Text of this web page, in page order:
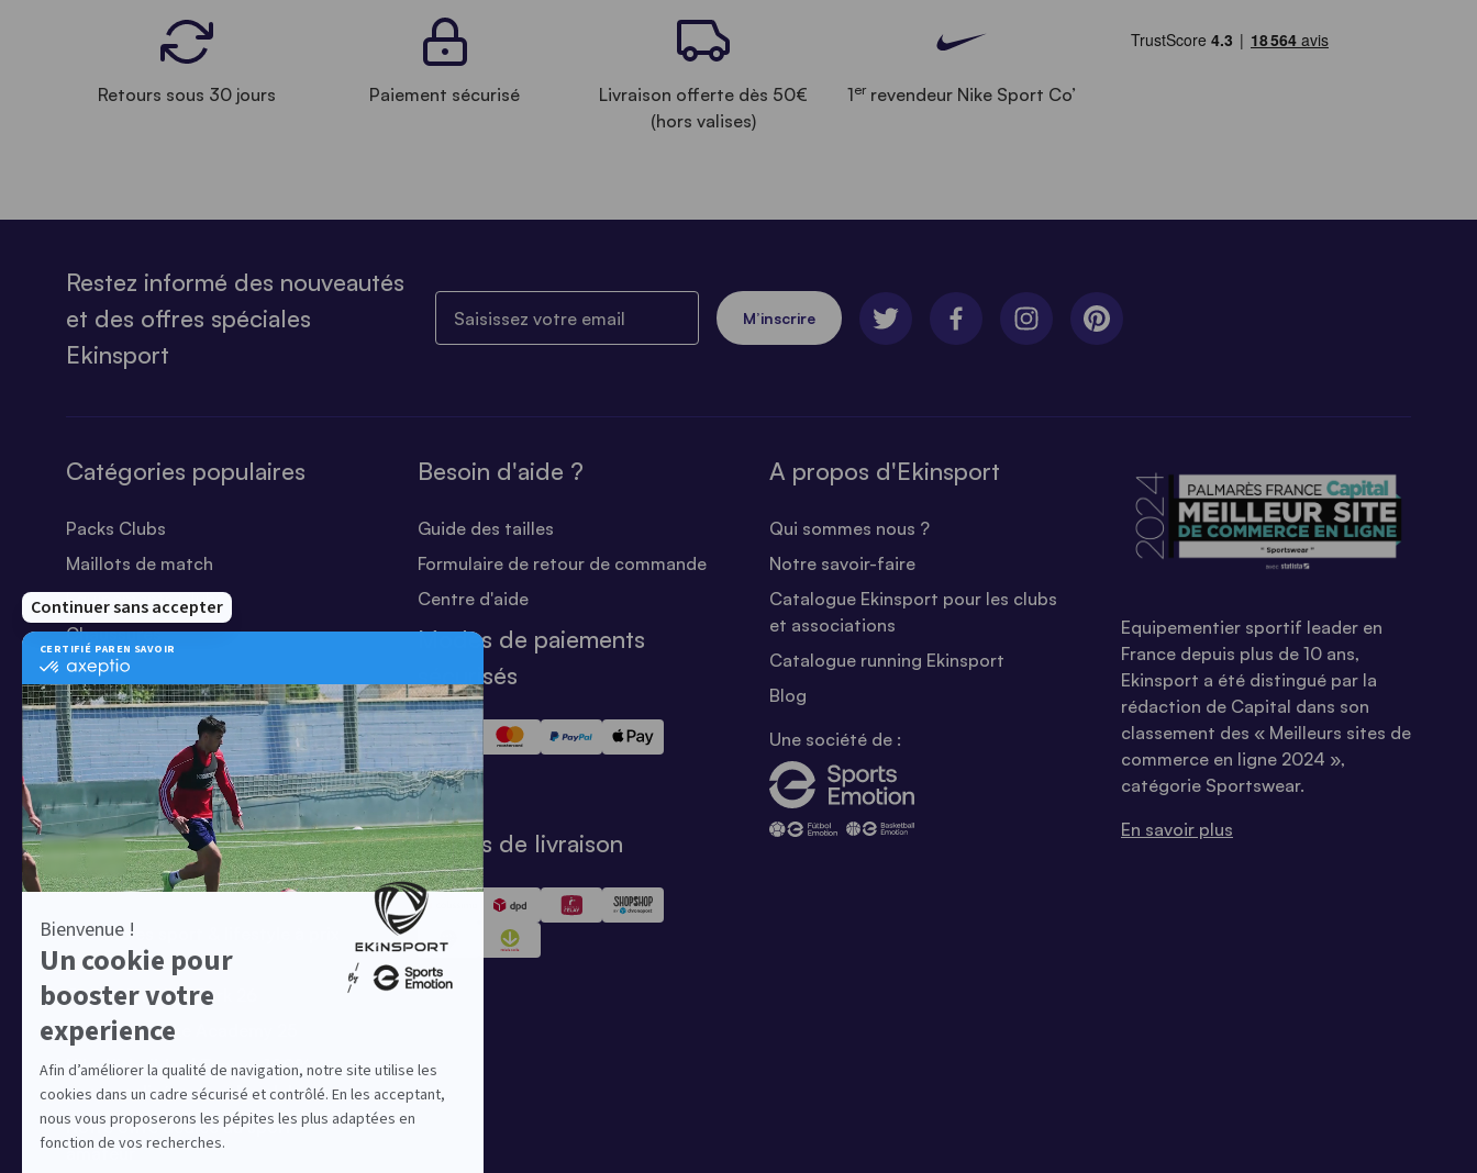
Retours sous 30 jours Paiement sécurisé
Livraison offerte dès 50€
(hors valises)
1errevendeur Nike Sport Co’
Restez informé des nouveautés
et des offres spéciales
Ekinsport
M’inscrire
Catégories populaires
Packs Clubs
Maillots de match
Equipements Clubs
Chaussures
Shorts
Football
Chaussettes
T-shirts
Tenues de match
Offres clubs
Ensembles sport & lifestyle à prix
réduit
Collection Nike Park 26
Collection Nike Academy 25
Nike Kitbuilder | Tenues 100%
personnalisées pour les clubs
Notre offre dédiée au sport
amateur
Besoin d'aide ?
Guide des tailles
Formulaire de retour de commande
Centre d'aide
Modes de paiements
sécurisés
Modes de livraison
A propos d'Ekinsport
Qui sommes nous ?
Notre savoir-faire
Catalogue Ekinsport pour les clubs
et associations
Catalogue running Ekinsport
Blog
Une société de :
Equipementier sportif leader en
France depuis plus de 10 ans,
Ekinsport a été distingué par la
rédaction de Capital dans son
classement des « Meilleurs sites de
commerce en ligne 2024 »,
catégorie Sportswear.
En savoir plus